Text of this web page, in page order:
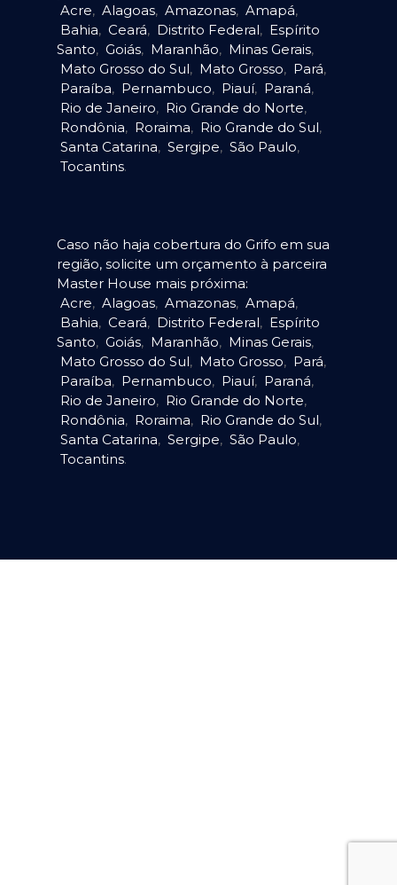
Acre, Alagoas, Amazonas, Amapá,
Bahia, Ceará, Distrito Federal, Espírito
Santo, Goiás, Maranhão, Minas Gerais,
Mato Grosso do Sul, Mato Grosso, Pará,
Paraíba, Pernambuco, Piauí, Paraná,
Rio de Janeiro, Rio Grande do Norte,
Rondônia, Roraima, Rio Grande do Sul,
Santa Catarina, Sergipe, São Paulo,
Tocantins.
Caso não haja cobertura do Grifo em sua
região, solicite um orçamento à parceira
Master House mais próxima:
Acre, Alagoas, Amazonas, Amapá,
Bahia, Ceará, Distrito Federal, Espírito
Santo, Goiás, Maranhão, Minas Gerais,
Mato Grosso do Sul, Mato Grosso, Pará,
Paraíba, Pernambuco, Piauí, Paraná,
Rio de Janeiro, Rio Grande do Norte,
Rondônia, Roraima, Rio Grande do Sul,
Santa Catarina, Sergipe, São Paulo,
Tocantins.